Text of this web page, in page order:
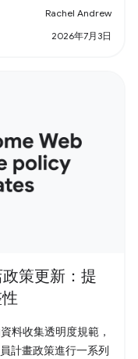
Rachel Andrew
2026年7月3日
策更新：提
料收集透明度規範，
計畫政策進行一系列